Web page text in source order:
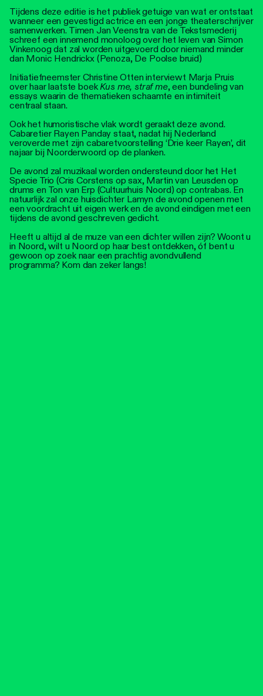
Tijdens deze editie is het publiek getuige van wat er ontstaat
wanneer een gevestigd actrice en een jonge theaterschrijver
samenwerken. Timen Jan Veenstra van de Tekstsmederij
schreef een innemend monoloog over het leven van Simon
Vinkenoog dat zal worden uitgevoerd door niemand minder
dan Monic Hendrickx (Penoza, De Poolse bruid)
Initiatiefneemster Christine Otten interviewt Marja Pruis
over haar laatste boekKus me, straf me, een bundeling van
essays waarin de thematieken schaamte en intimiteit
centraal staan.
Ook het humoristische vlak wordt geraakt deze avond.
Cabaretier Rayen Panday staat, nadat hij Nederland
veroverde met zijn cabaretvoorstelling ‘Drie keer Rayen’, dit
najaar bij Noorderwoord op de planken.
De avond zal muzikaal worden ondersteund door het Het
Specie Trio (Cris Corstens op sax, Martin van Leusden op
drums en Ton van Erp (Cultuurhuis Noord) op contrabas. En
natuurlijk zal onze huisdichter Lamyn de avond openen met
een voordracht uit eigen werk en de avond eindigen met een
tijdens de avond geschreven gedicht.
Heeft u altijd al de muze van een dichter willen zijn? Woont u
in Noord, wilt u Noord op haar best ontdekken, óf bent u
gewoon op zoek naar een prachtig avondvullend
programma? Kom dan zeker langs!